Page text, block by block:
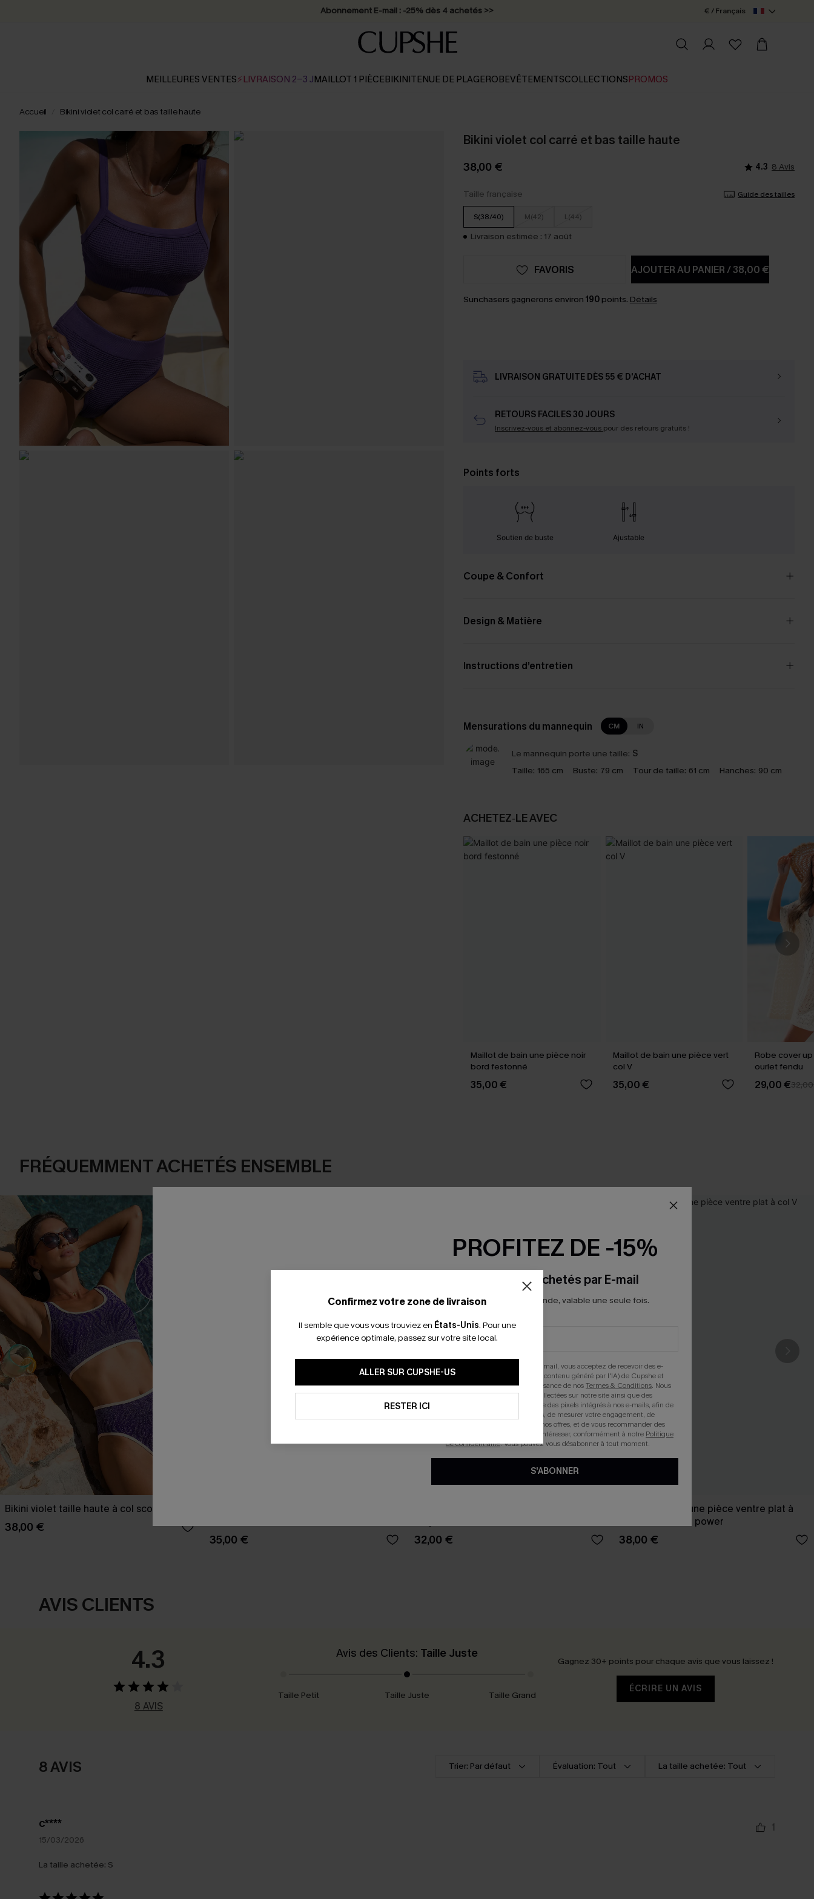
Abonnement E-mail : -25% dès 4 achetés >> € / Français
MEILLEURES VENTES⚡LIVRAISON 2-3 JMAILLOT 1 PIÈCEBIKINITENUE DE PLAGEROBEVÊTEMENTSCOLLECTIONSPROMOS
Accueil Bikini violet col carré et bas taille haute
Bikini violet col carré et bas taille haute
38,00 € 4.3 8 Avis
Taille française Guide des tailles
S(38/40) M(42) L(44)
Livraison estimée : 17 août
AJOUTER AU PANIER/38,00 €
FAVORIS
Sunchasers gagnerons environ 190points. Détails
LIVRAISON GRATUITE DÈS 55 € D'ACHAT
RETOURS FACILES 30 JOURS
Inscrivez-vous et abonnez-vous pour des retours gratuits !
Points forts
Soutien de buste Ajustable
Coupe & Confort
Design & Matière
Instructions d’entretien
Mensurations du mannequin CM IN
Le mannequin porte une taille: S
Taille: 165 cm Buste: 79 cm Tour de taille: 61 cm Hanches: 90 cm
ACHETEZ‑LE AVEC
Maillot de bain une pièce noir
bord festonné
35,00 €
Maillot de bain une pièce vert
col V
35,00 €
Robe cover
ourlet fendu
29,00 €
FRÉQUEMMENT ACHETÉS ENSEMBLE
Bikini violet taille haute à col scoop
38,00 €
35,00 € 32,00 €
Maillot de bain une pièce ventre plat à
col V avec Mesh power
38,00 €
AVIS CLIENTS
4.3
8 AVIS
Avis des Clients: Taille Juste
Taille Petit Taille Juste Taille Grand
Gagnez 30+ points pour chaque avis que vous laissez !
ÉCRIRE UN AVIS
8 AVIS Trier: Par défaut Évaluation: Tout La taille achetée: Tout
c****
15/03/2026
La taille achetée: S
1
Confirmez votre zone de livraison
Il semble que vous vous trouviez en États-Unis. Pour une
expérience optimale, passez sur votre site local.
ALLER SUR CUPSHE-US
RESTER ICI
PROFITEZ DE -15%
-15% dès 2 Achetés par E-mail
*Un code par commande, valable une seule fois.
En soumettant votre adresse e-mail, vous acceptez de recevoir des e-
mails marketing (y compris du contenu généré par l'IA) de Cupshe et
reconnaissez avoir pris connaissance de nosTermes & Conditions. Nous
pouvons utiliser les données collectées sur notre site ainsi que des
technologies de suivi, telles que des pixels intégrés à nos e-mails, afin de
savoir si ceux-ci ont été ouverts, de mesurer votre engagement, de
personnaliser nos contenus et nos offres, et de vous recommander des
produits susceptibles de vous intéresser, conformément à notre Politique
de confidentialité. Vous pouvez vous désabonner à tout moment.
S'ABONNER